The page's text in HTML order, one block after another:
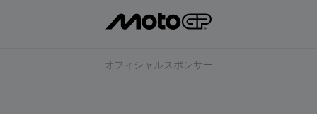
オフィシャルスポンサー